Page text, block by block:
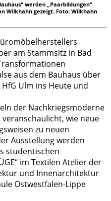
werden „Paarbildungen“
Wilkhahn gezeigt. Foto: Wilkhahn
am Stammsitz in Bad
aus dem Bauhaus über
Ulm ins Heute und
der Nachkriegsmoderne
wie neue
zu neuen
Ausstellung werden
studentischen
im Textilen Atelier der
und Innenarchitektur
Ostwestfalen-Lippe